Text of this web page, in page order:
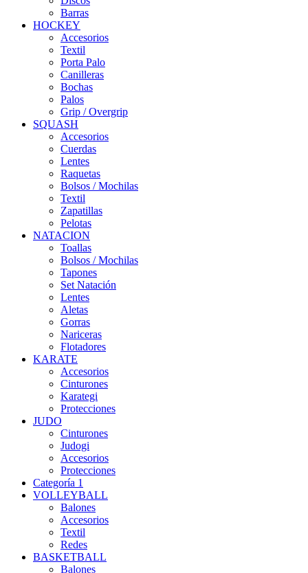
Barras
HOCKEY
Accesorios
Textil
Porta Palo
Canilleras
Bochas
Palos
Grip / Overgrip
SQUASH
Accesorios
Cuerdas
Lentes
Raquetas
Bolsos / Mochilas
Textil
Zapatillas
Pelotas
NATACION
Toallas
Bolsos / Mochilas
Tapones
Set Natación
Lentes
Aletas
Gorras
Nariceras
Flotadores
KARATE
Accesorios
Cinturones
Karategi
Protecciones
JUDO
Cinturones
Judogi
Accesorios
Protecciones
Categoría 1
VOLLEYBALL
Balones
Accesorios
Textil
Redes
BASKETBALL
Balones